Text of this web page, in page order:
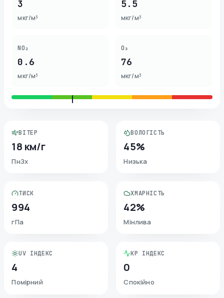
3
мкг/м³
5.5
мкг/м³
NO₂
0.6
мкг/м³
O₃
76
мкг/м³
ВІТЕР
18 км/г
ПнЗх
ВОЛОГІСТЬ
45%
Низька
ТИСК
994
гПа
ХМАРНІСТЬ
42%
Мінлива
UV ІНДЕКС
4
Помірний
KP ІНДЕКС
0
Спокійно